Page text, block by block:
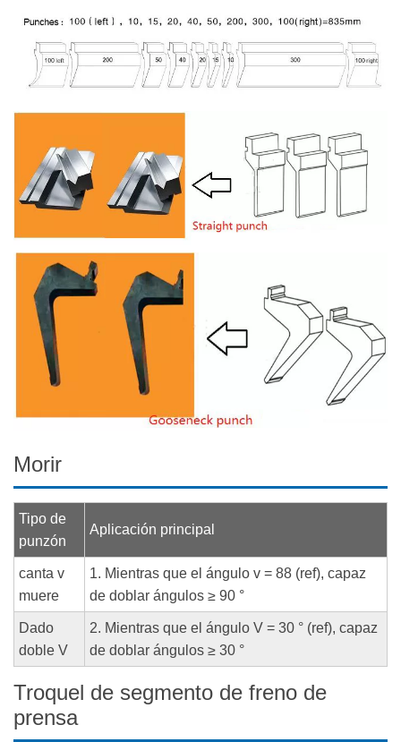
Morir
Tipo de
punzón
Aplicación principal
canta v
muere
1. Mientras que el ángulo v = 88 (ref), capaz
de doblar ángulos ≥ 90 °
Dado
doble V
2. Mientras que el ángulo V = 30 ° (ref), capaz
de doblar ángulos ≥ 30 °
Troquel de segmento de freno de
prensa